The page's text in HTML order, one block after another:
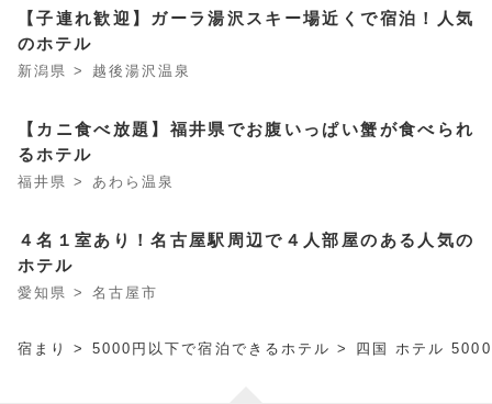
【子連れ歓迎】ガーラ湯沢スキー場近くで宿泊！人気
のホテル
新潟県 > 越後湯沢温泉
【カニ食べ放題】福井県でお腹いっぱい蟹が食べられ
るホテル
福井県 > あわら温泉
４名１室あり！名古屋駅周辺で４人部屋のある人気の
ホテル
愛知県 > 名古屋市
宿まり > 5000円以下で宿泊できるホテル > 四国 ホテル